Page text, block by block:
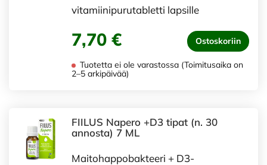
vitamiinipurutabletti lapsille
7,70 € Ostoskoriin
Tuotetta ei ole varastossa (Toimitusaika on
2–5 arkipäivää)
FIILUS Napero +D3 tipat (n. 30
annosta) 7 ML
Maitohappobakteeri + D3-